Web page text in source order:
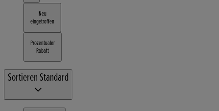
Neu
eingetroffen
Prozentualer
Rabatt
SortierenStandard